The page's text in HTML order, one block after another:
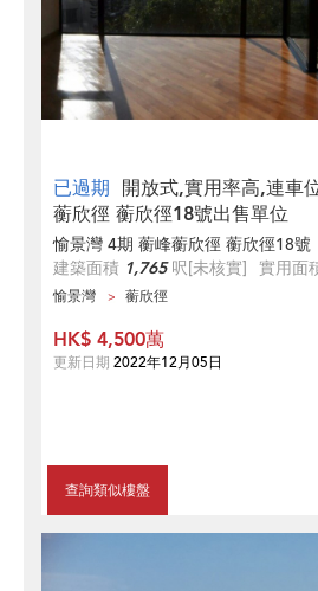
已過期 開放式,實用率高,連車
蘅欣徑 蘅欣徑18號出售單位
愉景灣 4期 蘅峰蘅欣徑 蘅欣徑18號
建築面積 1,765呎[未核實] 實用面
愉景灣 蘅欣徑
查詢類似樓盤
HK$ 4,500萬
更新日期 2022年12月05日